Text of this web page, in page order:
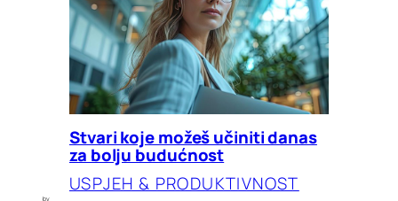
Stvari koje možeš učiniti danas
za bolju budućnost
USPJEH & PRODUKTIVNOST
by